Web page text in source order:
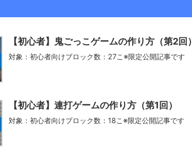
【初心者】鬼ごっこゲームの作り方（第2回）
対象：初心者向けブロック数：27こ※限定公開記事です
【初心者】連打ゲームの作り方（第1回）
対象：初心者向けブロック数：18こ※限定公開記事です